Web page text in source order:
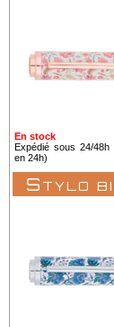
En stock
Expédié sous 24/48h
en 24h)
Stylo